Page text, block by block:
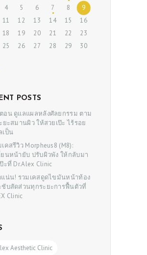
4 5 6 7 8
9
11 12 13 14 15
16
18 19 20 21 22
23
25 26 27 28 29
30
POSTS
อน ดูแลแผลหลังศัลยกรรม ตาม
ยะสมานผิว ให้สวยเป๊ะ ไร้รอย
เป็น
คสรีวิว Morpheus8 (M8):
ยนหน้ายับ ปรับผิวพัง ให้กลับมา
ะที่ Dr.Alex Clinic
แน่น! รวมเคสดูดไขมันหน้าท้อง
ชับสัดส่วนทุกระยะการฟื้นตัวที่
Clinic
Aesthetic Clinic